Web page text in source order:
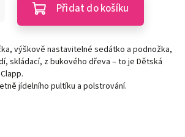
Přidat do košíku
výškově nastavitelné sedátko a podnožka,
skládací, z bukového dřeva – to je Dětská
jídelního pultíku a polstrování.